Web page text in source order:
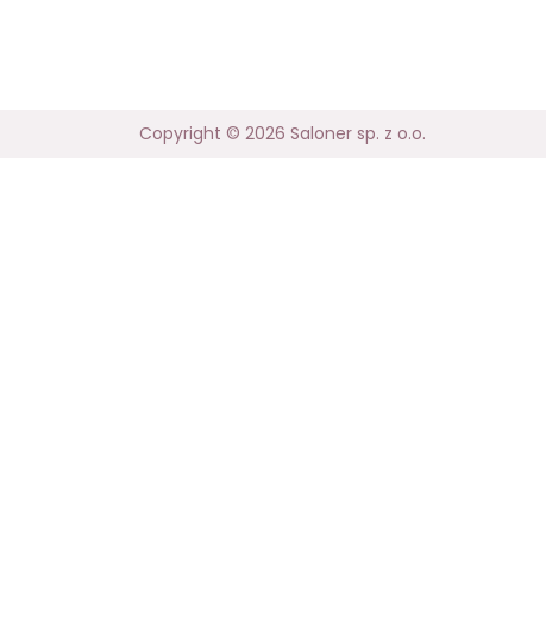
Copyright © 2026 Saloner sp. z o.o.